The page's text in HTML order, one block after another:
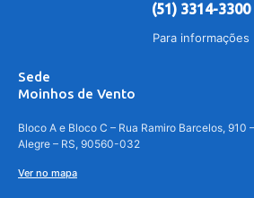
(51) 3314-3300
Para informações
Sede
Moinhos de Vento
Bloco A e Bloco C – Rua Ramiro Barcelos, 910
Alegre – RS, 90560-032
Ver no mapa